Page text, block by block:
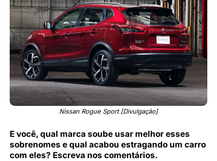
Nissan Rogue Sport [Divulgação]
E você, qual marca soube usar melhor esses
sobrenomes e qual acabou estragando um carro
com eles? Escreva nos comentários.